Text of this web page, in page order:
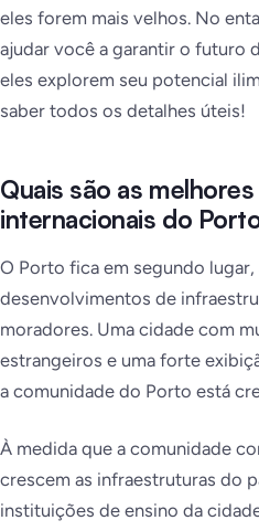
eles forem mais velhos. No
ajudar você a garantir o futuro
eles explorem seu potencial
saber todos os detalhes úteis!
Quais são as
internacionais do
O Porto fica em segundo
desenvolvimentos de
moradores. Uma cidade com
estrangeiros e uma forte
a comunidade do Porto está
À medida que a comunidade
crescem as infraestruturas do
instituições de ensino da